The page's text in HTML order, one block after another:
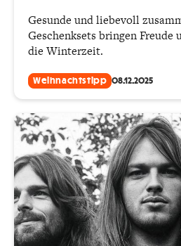
Gesunde und liebevoll
Geschenksets bringen Freude
die Winterzeit.
Weihnachtstipp 08.12.2025